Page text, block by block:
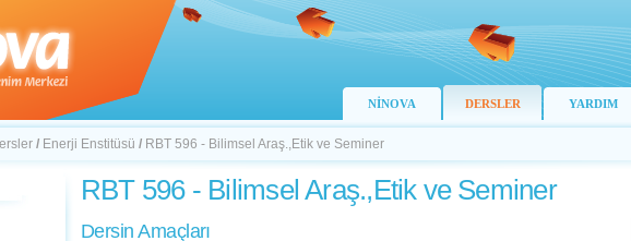
NİNOVA DERSLER YARDIM
/ Enerji Enstitüsü / RBT 596 - Bilimsel Araş.,Etik ve Seminer
RBT 596 - Bilimsel Araş.,Etik ve Seminer
Dersin Amaçları